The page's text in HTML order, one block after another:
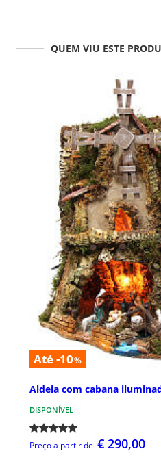
QUEM VIU ESTE
Até -10%
Aldeia com cabana
DISPONÍVEL
Preço a partir de € 290,00